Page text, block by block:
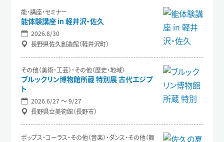
能・講座・セミナー
能体験講座 in 軽井沢・佐久
2026.8/30
長野県佐久創造館（軽井沢町）
その他（美術・工芸）・その他（歴史・地域）
ブルックリン博物館所蔵 特別展 古代エジプ
ト
2026.6/27 〜 9/27
長野県立美術館（長野市）
ポップス・コーラス・その他（音楽）・ダンス・その他（舞